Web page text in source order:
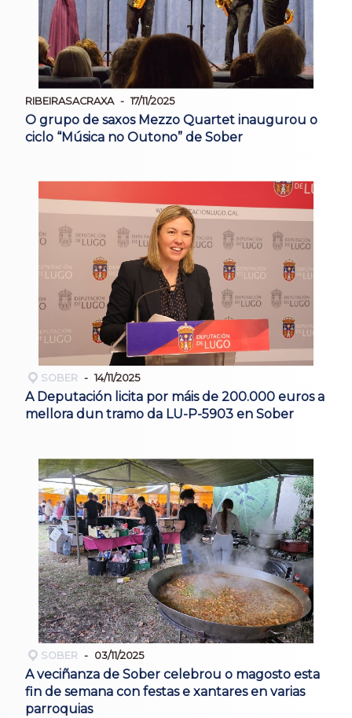
RIBEIRASACRAXA 17/11/2025
O grupo de saxos Mezzo Quartet inaugurou o
ciclo “Música no Outono” de Sober
SOBER 14/11/2025
A Deputación licita por máis de 200.000 euros a
mellora dun tramo da LU-P-5903 en Sober
SOBER 03/11/2025
A veciñanza de Sober celebrou o magosto esta
fin de semana con festas e xantares en varias
parroquias